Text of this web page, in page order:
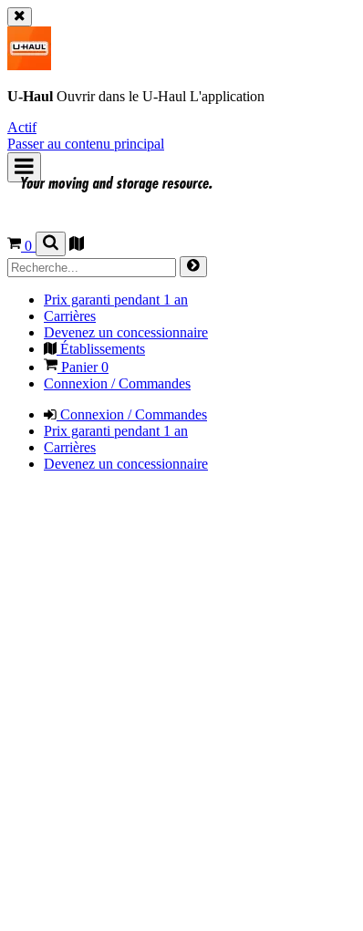
U-Haul Ouvrir dans le U-Haul L'application
Actif
Passer au contenu principal
0
Prix garanti pendant 1 an
Carrières
Devenez un concessionnaire
Établissements
Panier0
Connexion / Commandes
Connexion / Commandes
Prix garanti pendant 1 an
Carrières
Devenez un concessionnaire